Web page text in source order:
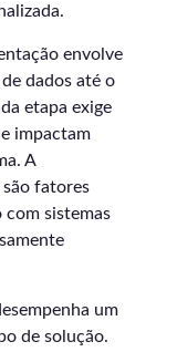
envolve
dados até o
etapa exige
impactam
A
fatores
sistemas
um
de solução.